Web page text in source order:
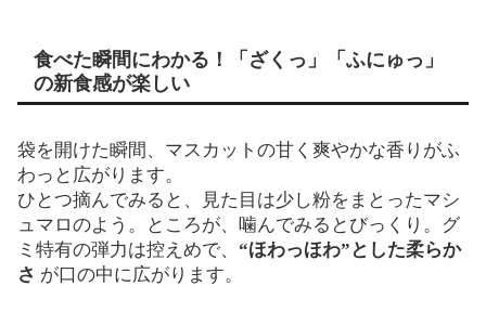
食べた瞬間にわかる！「ざくっ」「ふにゅっ」
の新食感が楽しい
袋を開けた瞬間、マスカットの甘く爽やかな香りがふ
わっと広がります。
ひとつ摘んでみると、見た目は少し粉をまとったマシ
ュマロのよう。ところが、噛んでみるとびっくり。グ
ミ特有の弾力は控えめで、 “ほわっほわ”とした柔らか
さ が口の中に広がります。